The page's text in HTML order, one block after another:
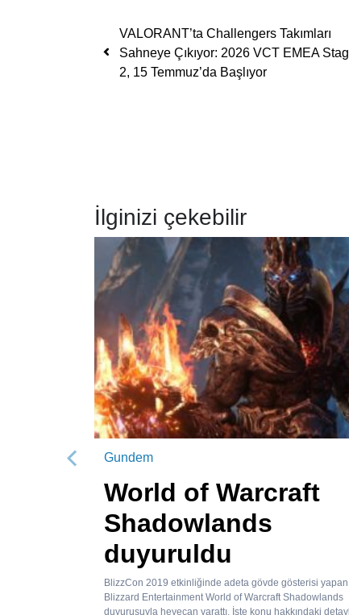
Yazı dolaşımı
VALORANT’ta Challengers Takımları
Sahneye Çıkıyor: 2026 VCT EMEA
2, 15 Temmuz’da Başlıyor
İlginizi çekebilir
Gundem
World of Warcraft
Shadowlands
duyuruldu
BlizzCon 2019 etkinliğinde adeta gövde gösterisi yapan
Blizzard Entertainment World of Warcraft Shadowlands
duyurusuyla heyecan yarattı. İşte konu hakkındaki
Önceki